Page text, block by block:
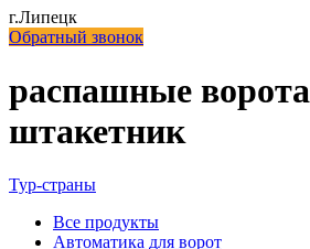
г.Липецк
Обратный звонок
распашные ворота
штакетник
Тур-страны
Все продукты
Автоматика для ворот